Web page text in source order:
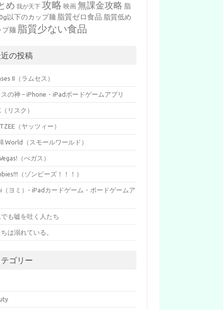
め 我が天下 攻略 映画 無課金攻略 脂
以下のカップ麺 脂質ゼロ食品 脂質低め
プ麺 脂質少ない食品
の投稿
II（ラムセス）
の神 – iPhone・iPadボードゲームアプリ
（リスク）
（ヤッツィー）
World（スモールワールド）
（べガス）
（ゾンビーズ！！！）
（ヨミ）- iPadカードゲーム・ボードゲームア
でも嘘を吐く人たち
は溺れている。
テゴリー